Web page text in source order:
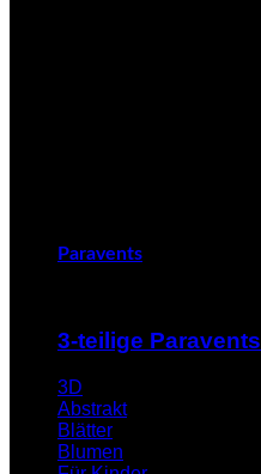
Paravents
3-teilige Paravents
3D
Abstrakt
Blätter
Blumen